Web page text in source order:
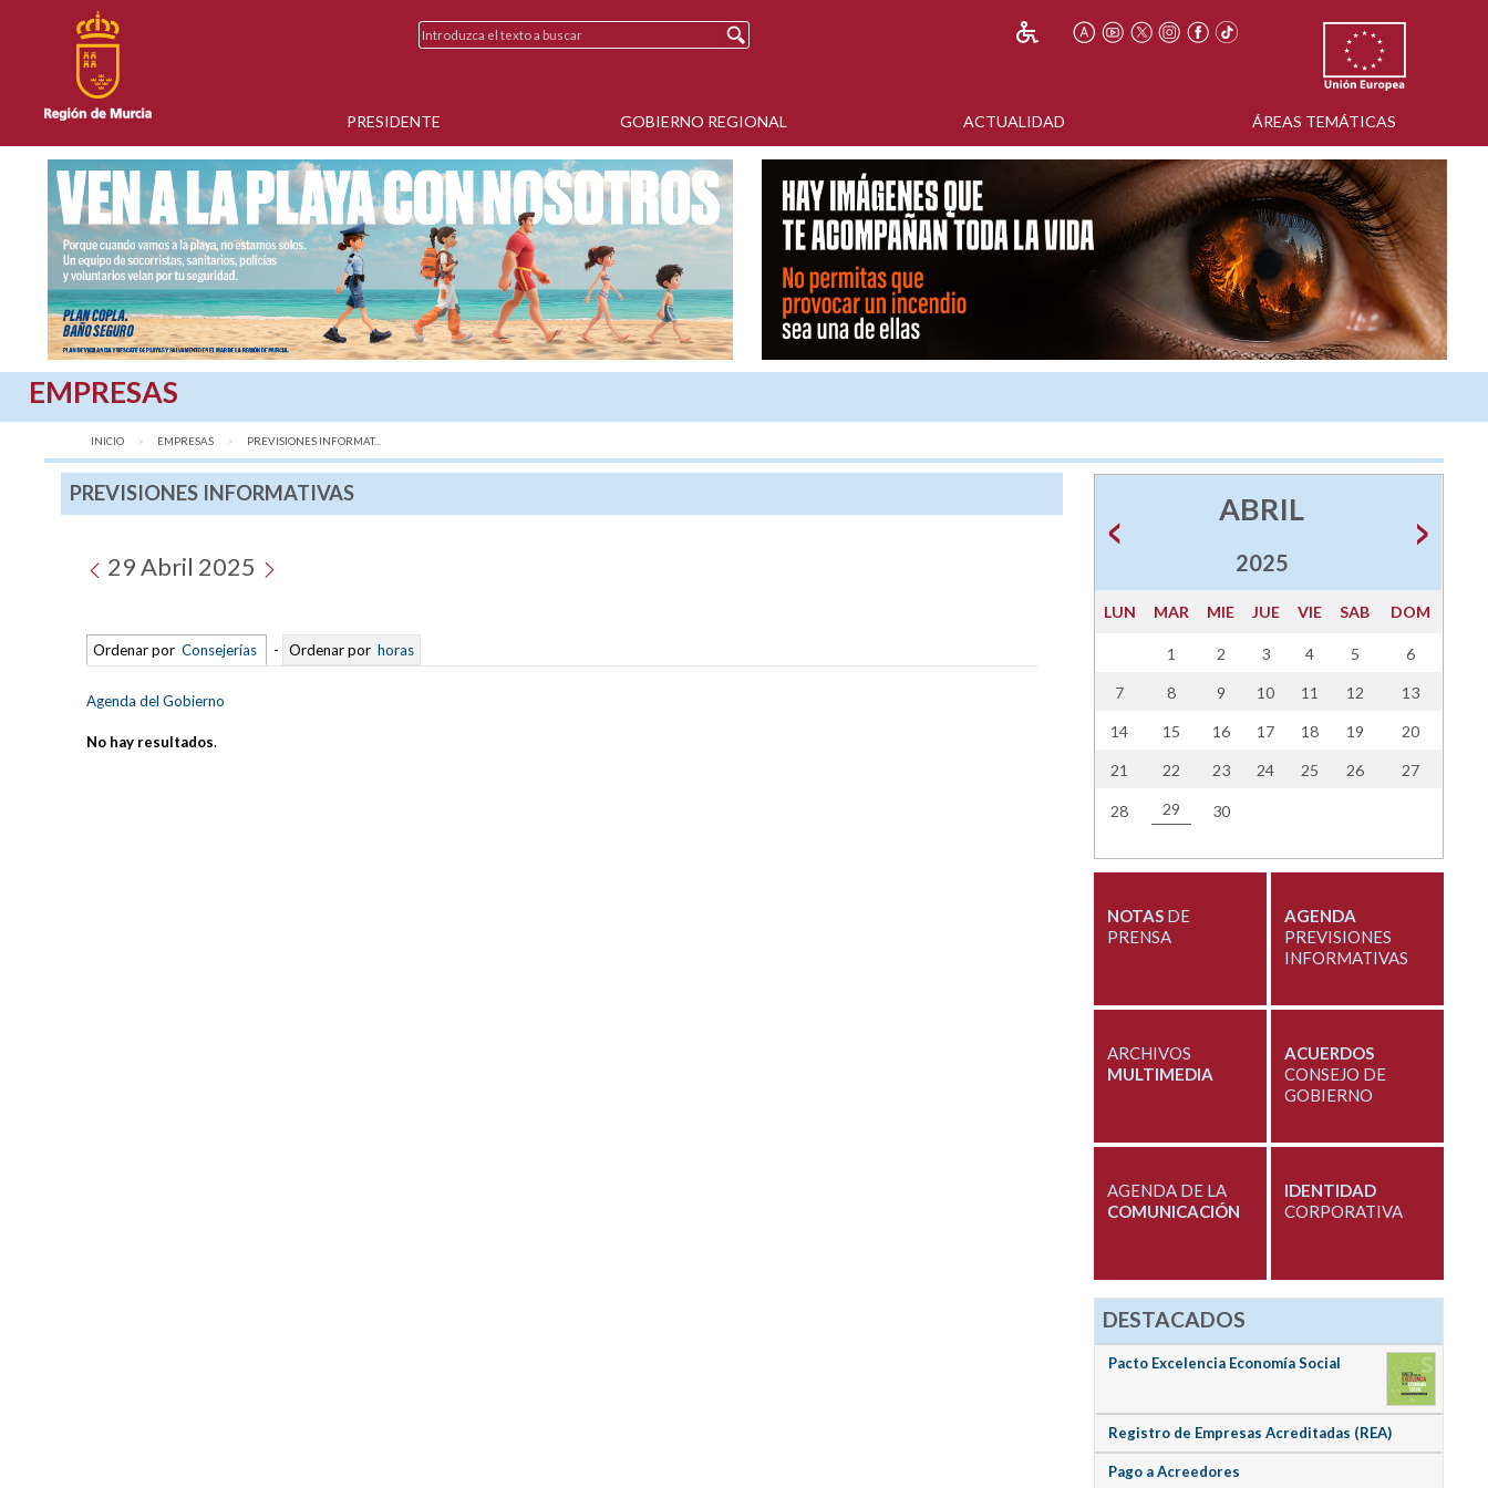
PRESIDENTE GOBIERNO REGIONAL ACTUALIDAD ÁREAS TEMÁTICAS
EMPRESAS
INICIO EMPRESAS AQUÍ:
PREVISIONES INFORMAT...
PREVISIONES INFORMATIVAS
29 Abril 2025
Ordenar por Consejerías - Ordenar por horas
Agenda del Gobierno
No hay resultados.
ABRIL
2025
LUN MAR MIE JUE VIE SAB DOM
1 2 3 4 5 6
7 8 9 10 11 12 13
14 15 16 17 18 19 20
21 22 23 24 25 26 27
28 29 30
NOTASDE
PRENSA
AGENDA
PREVISIONES
INFORMATIVAS
ARCHIVOS
MULTIMEDIA
ACUERDOS
CONSEJO DE
GOBIERNO
AGENDA DE LA
COMUNICACIÓN
IDENTIDAD
CORPORATIVA
DESTACADOS
Pacto Excelencia Economía Social
Registro de Empresas Acreditadas (REA)
Pago a Acreedores